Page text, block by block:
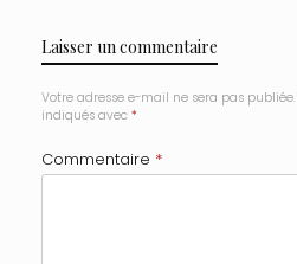
Laisser un commentaire
Votre adresse e-mail ne sera pas publiée.
indiqués avec *
Commentaire *